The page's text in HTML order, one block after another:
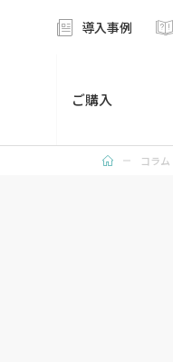
ご購入
導入事例
トッ
コラム